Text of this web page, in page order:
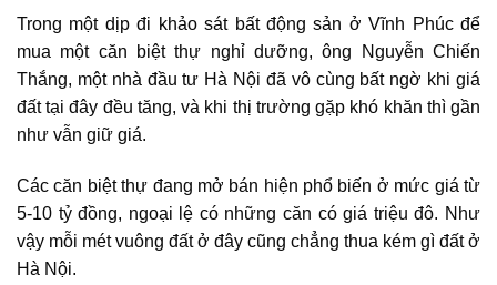
Trong một dịp đi khảo sát bất động sản ở Vĩnh Phúc để
mua một căn biệt thự nghỉ dưỡng, ông Nguyễn Chiến
Thắng, một nhà đầu tư Hà Nội đã vô cùng bất ngờ khi giá
đất tại đây đều tăng, và khi thị trường gặp khó khăn thì gần
như vẫn giữ giá.
Các căn biệt thự đang mở bán hiện phổ biến ở mức giá từ
5-10 tỷ đồng, ngoại lệ có những căn có giá triệu đô. Như
vậy mỗi mét vuông đất ở đây cũng chẳng thua kém gì đất ở
Hà Nội.